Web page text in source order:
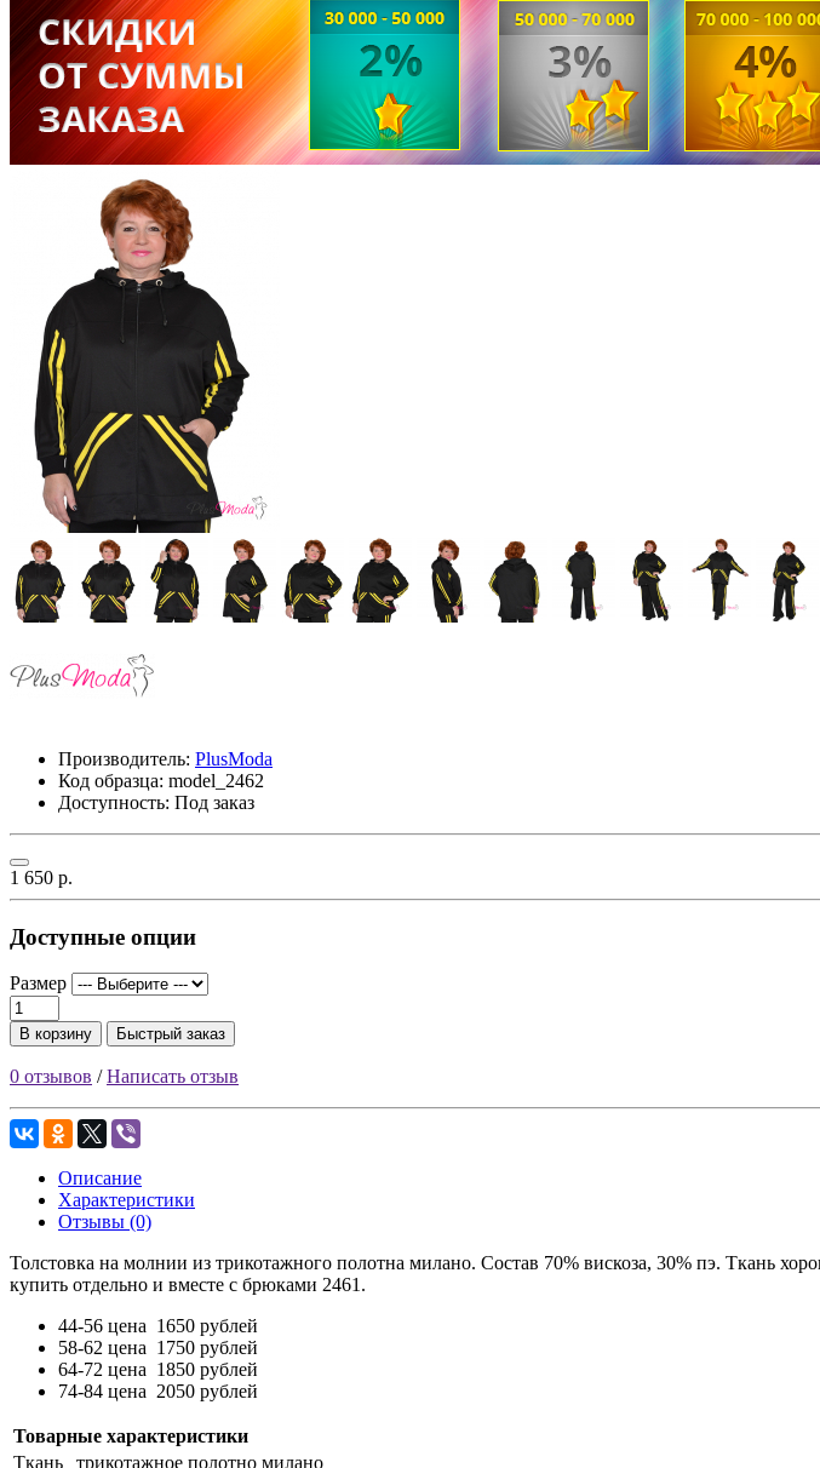
Производитель: PlusModa
Код образца: model_2462
Доступность: Под заказ
1 650 р.
Доступные опции
Размер
В корзину Быстрый заказ
0 отзывов /Написать отзыв
Описание
Характеристики
Отзывы (0)
Толстовка на молнии из трикотажного полотна милано. Состав 70% вискоза, 30% пэ. Ткань
купить отдельно и вместе с брюками 2461.
44-56 цена 1650 рублей
58-62 цена 1750 рублей
64-72 цена 1850 рублей
74-84 цена 2050 рублей
Товарные характеристики
Ткань
трикотажное полотно милано